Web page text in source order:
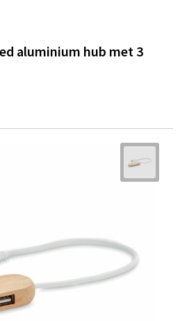
aluminium hub met 3